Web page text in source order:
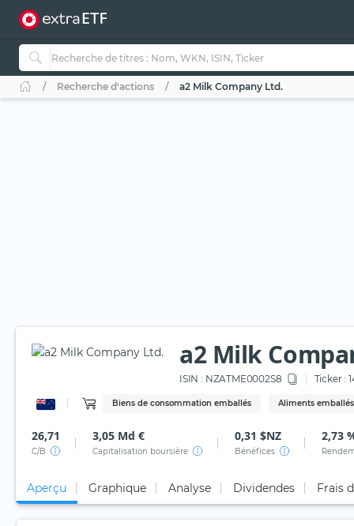
Recherche d'actions a2 Milk Company Ltd.
a2 Milk
ISIN : NZATME0002S8 Ticker :
Biens de consommation emballés Aliments emballés
26,71
C/B
3,05 Md €
Capitalisation boursière
0,31 $NZ
Bénéfices
2,73
Aperçu Graphique Analyse Dividendes Frais